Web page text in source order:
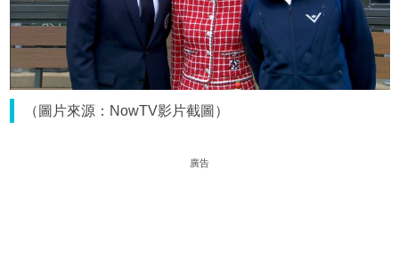
（圖片來源：NowTV影片截圖）
廣告